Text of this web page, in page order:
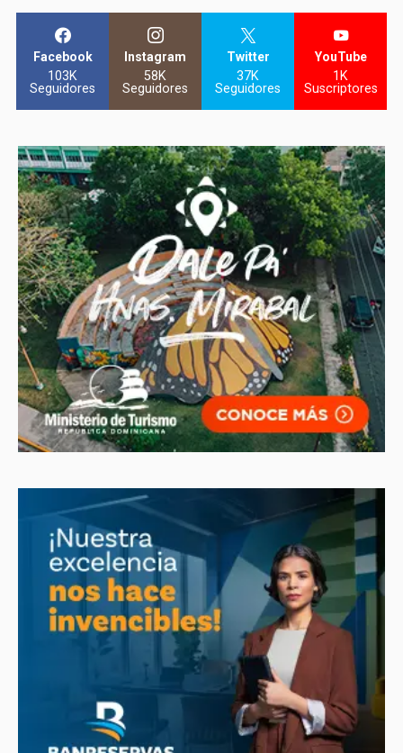
Facebook
103K
Seguidores
Instagram
58K
Seguidores
Twitter
37K
Seguidores
YouTube
1K
Suscriptores